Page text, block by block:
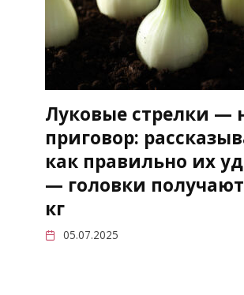
Луковые стрелки —
приговор:
как правильно их
— головки
кг
05.07.2025